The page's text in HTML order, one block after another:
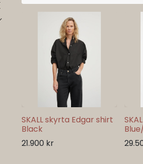
SKALL skyrta Edgar shirt
Black
21.900 kr